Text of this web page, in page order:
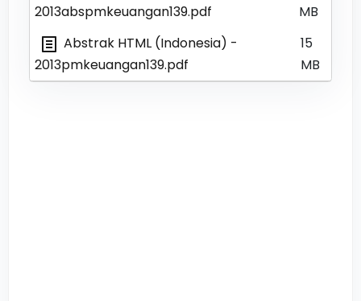
2013abspmkeuangan139.pdf
MB
Abstrak HTML (Indonesia) -
2013pmkeuangan139.pdf
15
MB